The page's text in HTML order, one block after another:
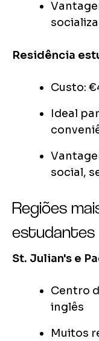
Residência
Custo:
Ideal
social,
Regiões
estudantes
St. Julian's e
Centro
inglês
Muitos